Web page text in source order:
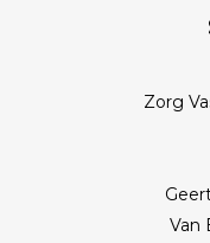
Zorg
Van